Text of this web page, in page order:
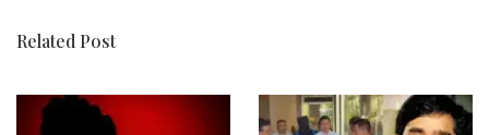
Related Post